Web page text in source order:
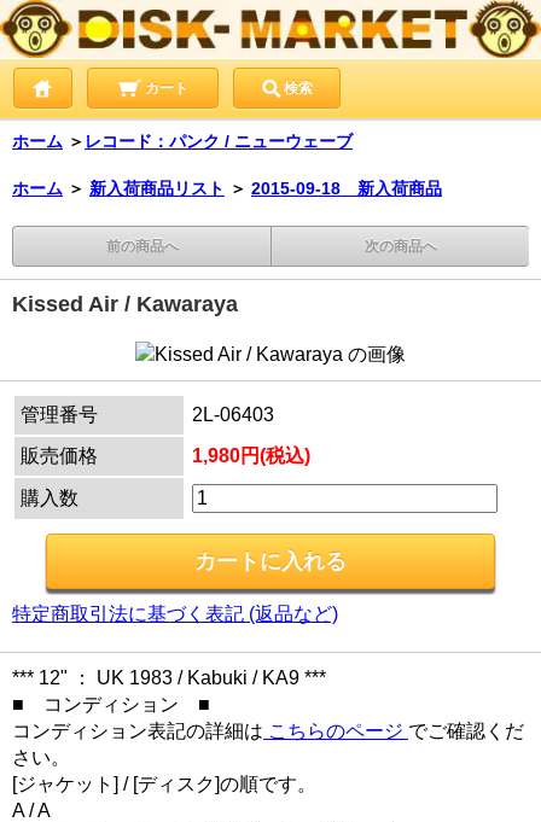
カート 検索
ホーム ＞ レコード：パンク / ニューウェーブ
ホーム ＞ 新入荷商品リスト ＞ 2015-09-18 新入荷商品
前の商品へ 次の商品へ
Kissed Air / Kawaraya
管理番号
2L-06403
販売価格
1,980円(税込)
購入数
特定商取引法に基づく表記 (返品など)
*** 12" ： UK 1983 / Kabuki / KA9 ***
■ コンディション ■
コンディション表記の詳細は こちらのページ でご確認くだ
さい。
[ジャケット] / [ディスク]の順です。
A / A